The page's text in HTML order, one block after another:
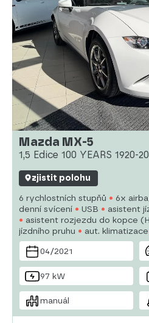
Mazda MX-5
1,5 Edice 100 YEARS 1920-
zjistit polohu
6 rychlostních stupňů 6x
denní svícení
USB
asistent
asistent rozjezdu do kopce
jízdního pruhu
aut. klimatizace
autorádio
bi-xenonové
denní svícení
04/2021
97 kW
manuál